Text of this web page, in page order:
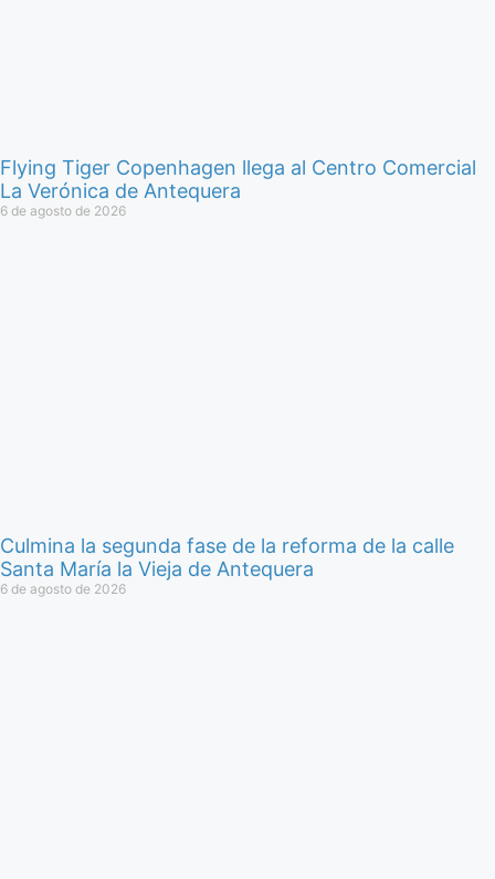
Flying Tiger Copenhagen llega al Centro Comercial
La Verónica de Antequera
6 de agosto de 2026
Culmina la segunda fase de la reforma de la calle
Santa María la Vieja de Antequera
6 de agosto de 2026